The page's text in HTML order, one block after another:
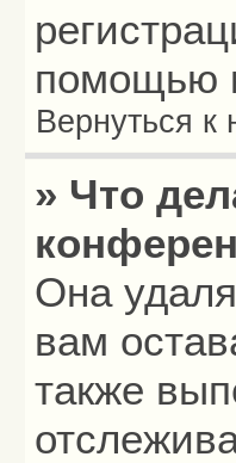
помощью
Вернуться к
» Что
Она
вам
также